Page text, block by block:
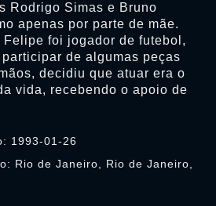
1993-01-26
Rio de Janeiro, Rio de Janeiro,
Rodrigo Simas e Bruno
apenas por parte de mãe.
Felipe foi jogador de futebol,
de algumas peças
decidiu que atuar era o
vida, recebendo o apoio de